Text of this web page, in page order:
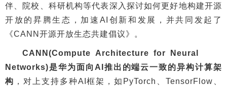
伴、院校、科研机构等代表深入探讨如何更好地构建开源
开放的昇腾生态，加速AI创新和发展，并共同发起了
《CANN开源开放生态共建倡议》。
CANN(Compute Architecture for Neural
Networks)是华为面向AI推出的端云一致的异构计算架
构 ，对上支持多种AI框架，如PyTorch、TensorFlow、